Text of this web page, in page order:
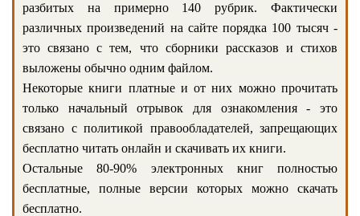
разбитых на примерно 140 рубрик. Фактически
различных произведений на сайте порядка 100 тысяч -
это связано с тем, что сборники рассказов и стихов
выложены обычно одним файлом.
Некоторые книги платные и от них можно прочитать
только начальный отрывок для ознакомления - это
связано с политикой правообладателей, запрещающих
бесплатно читать онлайн и скачивать их книги.
Остальные 80-90% электронных книг полностью
бесплатные, полные версии которых можно скачать
бесплатно.